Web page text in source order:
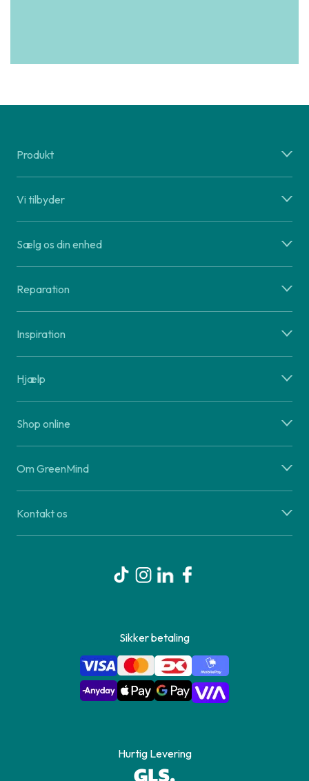
Produkt
Vi tilbyder
Sælg os din enhed
Reparation
Inspiration
Hjælp
Shop online
Om GreenMind
Kontakt os
Sikker betaling
Hurtig Levering